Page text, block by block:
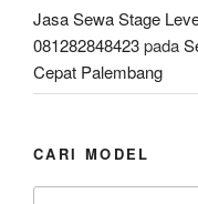
Jasa Sewa Stage
081282848423pada
Cepat Palembang
CARI MODEL